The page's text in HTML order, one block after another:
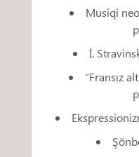
Musiqi
İ.
“Fransız